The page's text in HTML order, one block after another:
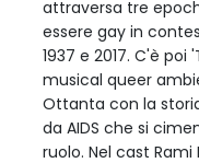
attraversa tre
essere gay in
1937 e 2017. C'è poi
musical queer
Ottanta con la
da AIDS che si
ruolo. Nel cast Rami